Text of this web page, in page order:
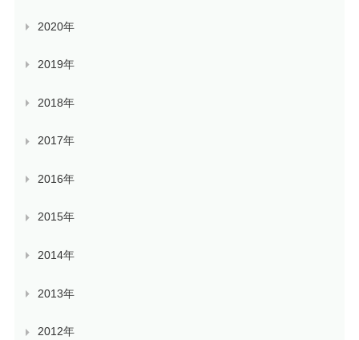
2020年
2019年
2018年
2017年
2016年
2015年
2014年
2013年
2012年